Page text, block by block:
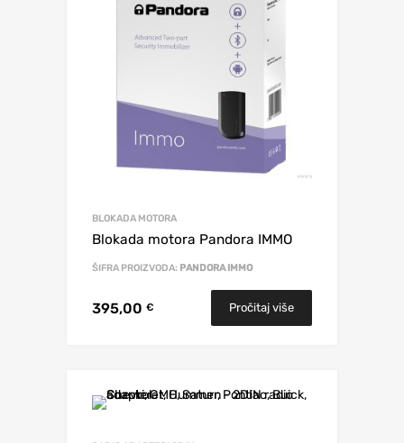
BLOKADA MOTORA
Blokada motora Pandora IMMO
ŠIFRA PROIZVODA: PANDORA IMMO
395,00 € Pročitaj više